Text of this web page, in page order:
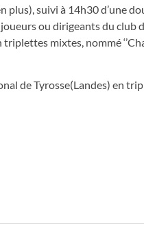
suivi à 14h30 d’une
ou dirigeants du club
mixtes, nommé
de Tyrosse(Landes) en